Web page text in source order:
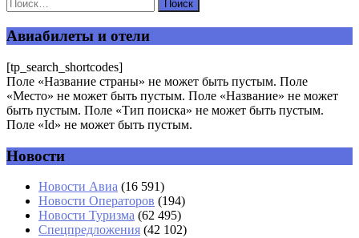
Ваш адрес email не будет опубликован.
Имя *
Email*
Авиабилеты и отели
[tp_search_shortcodes]
Поле «Название страны» не может быть пустым. Поле
«Место» не может быть пустым. Поле «Название» не может
быть пустым. Поле «Тип поиска» не может быть пустым.
Поле «Id» не может быть пустым.
Новости
Новости Авиа (16 591)
Новости Операторов (194)
Новости Туризма (62 495)
Спецпредложения (42 102)